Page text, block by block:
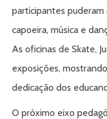
participantes
capoeira, música e
As oficinas de Skate,
exposições,
dedicação dos
O próximo eixo